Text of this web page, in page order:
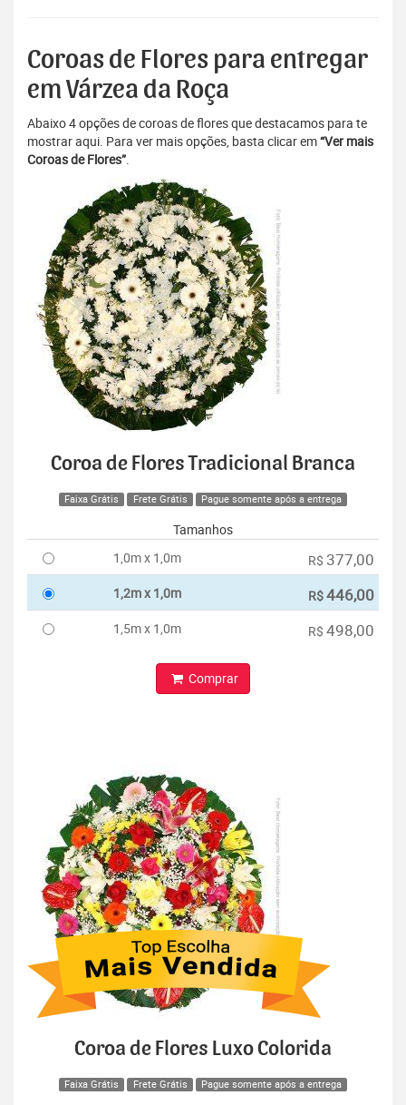
Coroas de Flores para entregar
em Várzea da Roça
Abaixo 4 opções de coroas de flores que destacamos para te
mostrar aqui. Para ver mais opções, basta clicar em“Ver mais
Coroas de Flores”.
Coroa de Flores Tradicional Branca
Faixa Grátis Frete Grátis Pague somente após a entrega
Tamanhos
1,0m x 1,0m
R$ 377,00
1,2m x 1,0m R$446,00
1,5m x 1,0m R$ 498,00
Comprar
Coroa de Flores Luxo Colorida
Faixa Grátis Frete Grátis Pague somente após a entrega